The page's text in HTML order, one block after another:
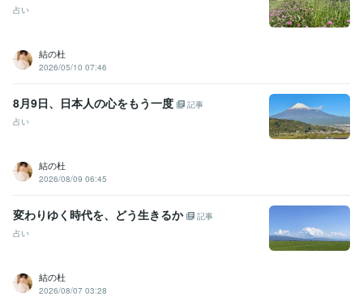
占い
結の杜
2026/05/10 07:46
8月9日、日本人の心をもう一度
記事
占い
結の杜
2026/08/09 06:45
変わりゆく時代を、どう生きるか
記事
占い
結の杜
2026/08/07 03:28